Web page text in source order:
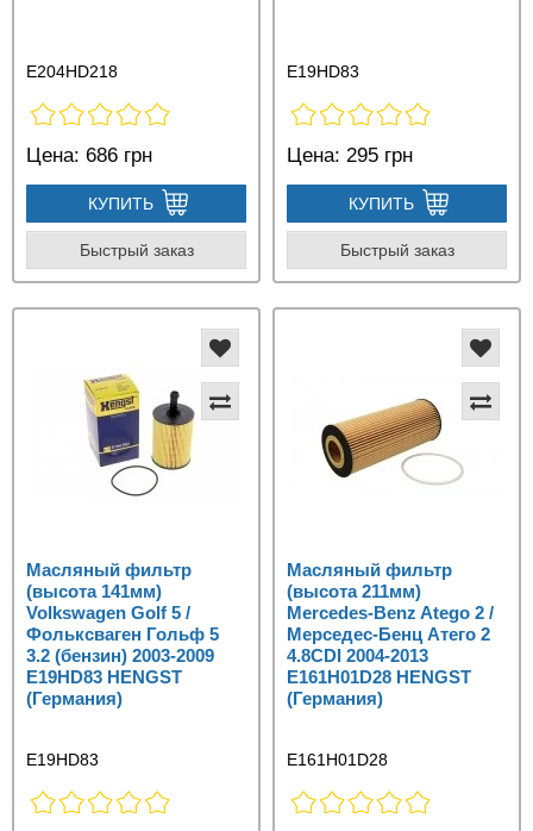
E204HD218
Цена: 686 грн
КУПИТЬ
Быстрый заказ
E19HD83
Цена: 295 грн
КУПИТЬ
Быстрый заказ
Масляный фильтр
(высота 141мм)
Volkswagen Golf 5 /
Фольксваген Гольф 5
3.2 (бензин) 2003-2009
E19HD83 HENGST
(Германия)
E19HD83
Масляный фильтр
(высота 211мм)
Mercedes-Benz Atego 2 /
Мерседес-Бенц Атего 2
4.8CDI 2004-2013
E161H01D28 HENGST
(Германия)
E161H01D28